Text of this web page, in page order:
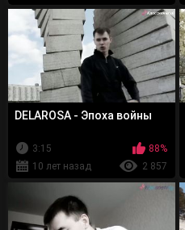
DELAROSA - Эпоха войны
3:15
88%
10 лет назад
2 857